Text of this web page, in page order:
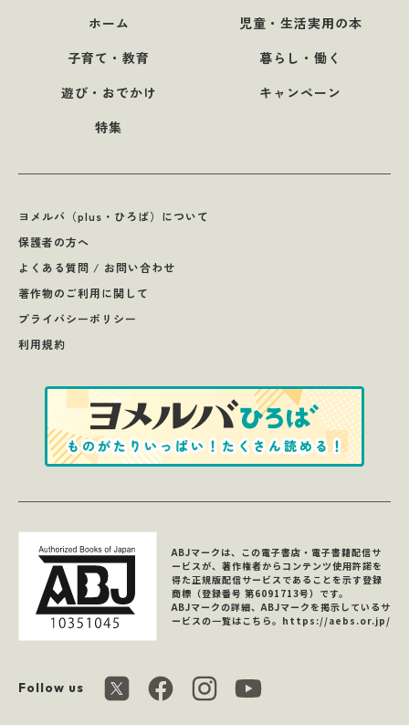
ホーム
児童・生活実用の本
子育て・教育
暮らし・働く
遊び・おでかけ
キャンペーン
特集
ヨメルバ（plus・ひろば）について
保護者の方へ
よくある質問 / お問い合わせ
著作物のご利用に関して
プライバシーポリシー
利用規約
Follow us
ABJマークは、この電子書店・電子書籍配信サ
ービスが、著作権者からコンテンツ使用許諾を
得た正規版配信サービスであることを示す登録
商標（登録番号 第6091713号）です。
ABJマークの詳細、ABJマークを掲示しているサ
ービスの一覧はこちら。 https://aebs.or.jp/